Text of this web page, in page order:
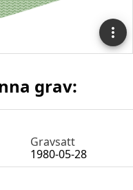
grav:
Gravsatt
1980-05-28